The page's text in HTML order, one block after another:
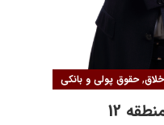
,حقوق پولی و بانکی
12